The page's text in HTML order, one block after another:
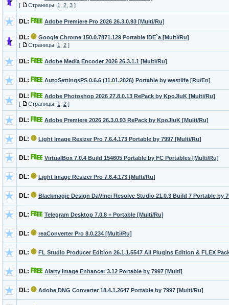
[
Страницы: 1 2 3 ]
DL: Adobe Premiere Pro 2026 26.3.0.93 [Multi/Ru]
DL:
Google Chrome 150.0.7871.129 Portable IDE`a [Multi/Ru]
[
Страницы: 1 2 ]
DL: Adobe Media Encoder 2026 26.3.1.1 [Multi/Ru]
DL: AutoSettingsPS 0.6.6 (11.01.2026) Portable by westlife [Ru/En]
DL:
Adobe Photoshop 2026 27.8.0.13 RePack by KpoJIuK [Multi/Ru]
[
Страницы: 1 2 ]
DL: Adobe Premiere 2026 26.3.0.93 RePack by KpoJIuK [Multi/Ru]
DL: Light Image Resizer Pro 7.6.4.173 Portable by 7997 [Multi/Ru]
DL: VirtualBox 7.0.4 Build 154605 Portable by FC Portables [Multi/Ru]
DL: Light Image Resizer Pro 7.6.4.173 [Multi/Ru]
DL: Blackmagic Design DaVinci Resolve Studio 21.0.3 Build 7 Portable by
DL: Telegram Desktop 7.0.8 + Portable [Multi/Ru]
DL: reaConverter Pro 8.0.234 [Multi/Ru]
DL: FL Studio Producer Edition 26.1.1.5547 All Plugins Edition & FLEX
DL: Aiarty Image Enhancer 3.12 Portable by 7997 [Multi]
DL: Adobe DNG Converter 18.4.1.2647 Portable by 7997 [Multi/Ru]